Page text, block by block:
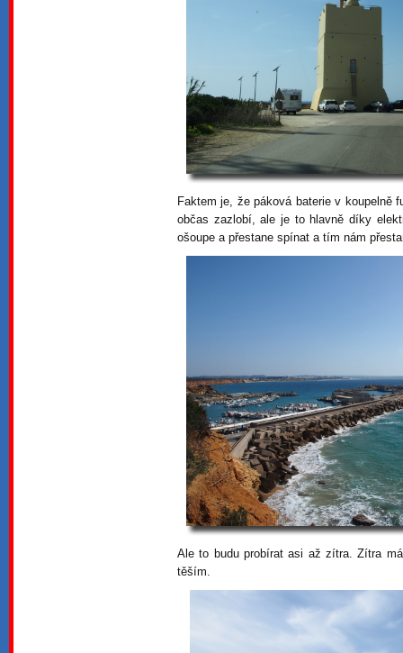
Faktem je, že páková baterie v koupelně
občas zazlobí, ale je to hlavně díky
ošoupe a přestane spínat a tím nám
Ale to budu probírat asi až zítra. Zítra
těším.